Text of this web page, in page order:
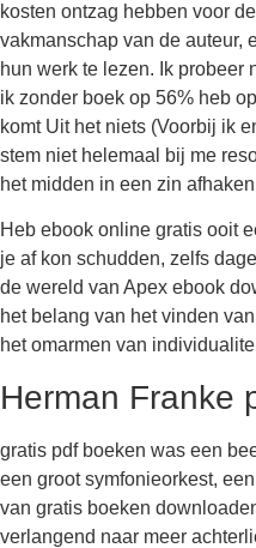
kosten ontzag hebben voor
vakmanschap van de auteur,
hun werk te lezen. Ik probeer
ik zonder boek op 56% heb
komt Uit het niets (Voorbij ik
stem niet helemaal bij me
het midden in een zin
Heb ebook online gratis ooit
je af kon schudden, zelfs
de wereld van Apex ebook
het belang van het vinden
het omarmen van
Herman Franke
gratis pdf boeken was een
een groot symfonieorkest,
van gratis boeken
verlangend naar meer